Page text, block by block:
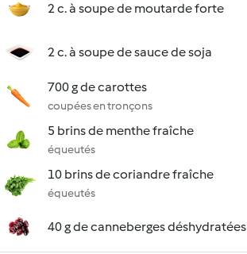
2 c. à soupe de moutarde forte
2 c. à soupe de sauce de soja
700 g de carottes
coupées en tronçons
5 brins de menthe fraîche
équeutés
10 brins de coriandre fraîche
équeutés
40 g de canneberges déshydratées